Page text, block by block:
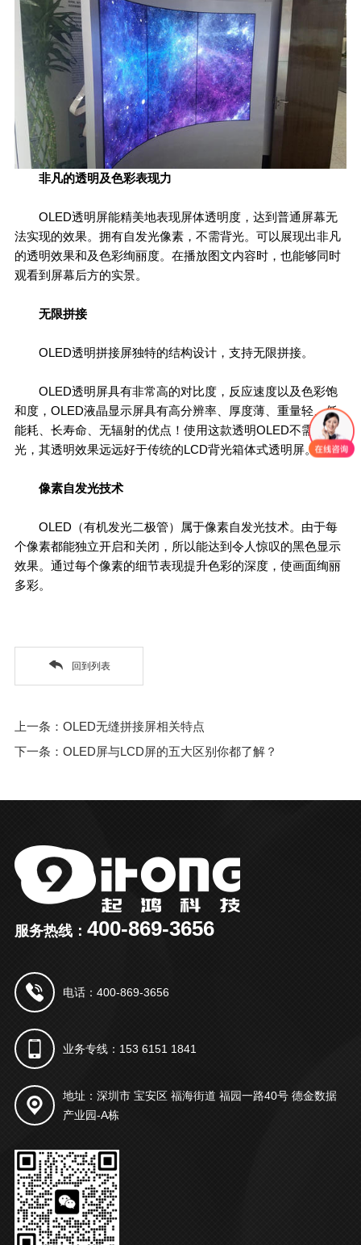
非凡的透明及色彩表现力
OLED透明屏能精美地表现屏体透明度，达到普通屏幕无
法实现的效果。拥有自发光像素，不需背光。可以展现出非凡
的透明效果和及色彩绚丽度。在播放图文内容时，也能够同时
观看到屏幕后方的实景。
无限拼接
OLED透明拼接屏独特的结构设计，支持无限拼接。
OLED透明屏具有非常高的对比度，反应速度以及色彩饱
和度，OLED液晶显示屏具有高分辨率、厚度薄、重量轻、低
能耗、长寿命、无辐射的优点！使用这款透明OLED不需要背
光，其透明效果远远好于传统的LCD背光箱体式透明屏。
像素自发光技术
OLED（有机发光二极管）属于像素自发光技术。由于每
个像素都能独立开启和关闭，所以能达到令人惊叹的黑色显示
效果。通过每个像素的细节表现提升色彩的深度，使画面绚丽
多彩。
回到列表
上一条：OLED无缝拼接屏相关特点
下一条：OLED屏与LCD屏的五大区别你都了解？
服务热线： 400-869-3656
电话：400-869-3656
业务专线：153 6151 1841
地址：深圳市 宝安区 福海街道 福园一路40号 德金数据
产业园-A栋